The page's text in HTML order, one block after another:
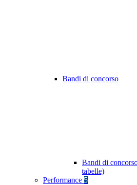
Bandi di concorso
Bandi di
tabelle)
Performance 5